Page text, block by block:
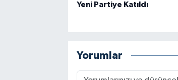
Yeni Partiye Katıldı
Yorumlar